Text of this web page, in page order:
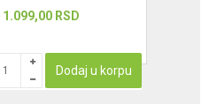
1.099,00 RSD
Dodaj u korpu